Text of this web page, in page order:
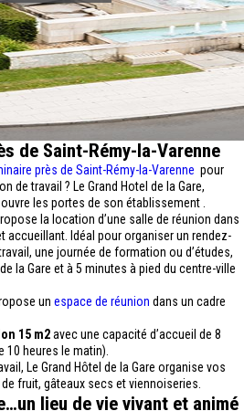
de Saint-Rémy-la-Varenne
près de Saint-Rémy-la-Varenne pour
de travail ? Le Grand Hotel de la Gare,
les portes de son établissement .
la location d’une salle de réunion dans
accueillant. Idéal pour organiser un rendez-
une journée de formation ou d’études,
la Gare et à 5 minutes à pied du centre-ville
un espace de réunion dans un cadre
15 m2avec une capacité d’accueil de 8
heures le matin).
Le Grand Hôtel de la Gare organise vos
fruit, gâteaux secs et viennoiseries.
lieu de vie vivant et animé